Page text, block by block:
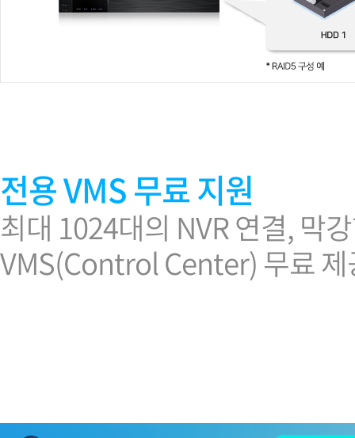
전용 VMS 무료 지원
최대 1024대의 NVR 연결, 막
VMS(Control Center) 무료 제